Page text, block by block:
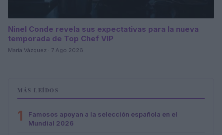
Ninel Conde revela sus expectativas para la nueva
temporada de Top Chef VIP
María Vázquez · 7 Ago 2026
MÁS LEÍDOS
1
Famosos apoyan a la selección española en el
Mundial 2026